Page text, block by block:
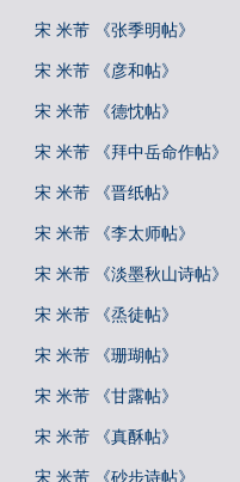
宋 米芾 《张季明帖》
宋 米芾 《彦和帖》
宋 米芾 《德忱帖》
宋 米芾 《拜中岳命作帖》
宋 米芾 《晋纸帖》
宋 米芾 《李太师帖》
宋 米芾 《淡墨秋山诗帖》
宋 米芾 《烝徒帖》
宋 米芾 《珊瑚帖》
宋 米芾 《甘露帖》
宋 米芾 《真酥帖》
宋 米芾 《砂步诗帖》